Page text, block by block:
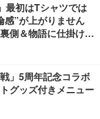
最初はTシャツでは
感”が上がりません
側＆物語に仕掛けた
」5周年記念コラボ
グッズ付きメニュー